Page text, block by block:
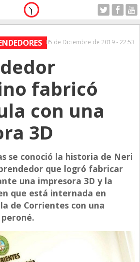
05 de Diciembre de 2019 - 22:53
fabricó
con una
3D
se conoció la historia de Neri
que logró fabricar
una impresora 3D y la
que está internada en
de Corrientes con una